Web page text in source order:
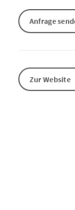
Anfrage
Zur Website